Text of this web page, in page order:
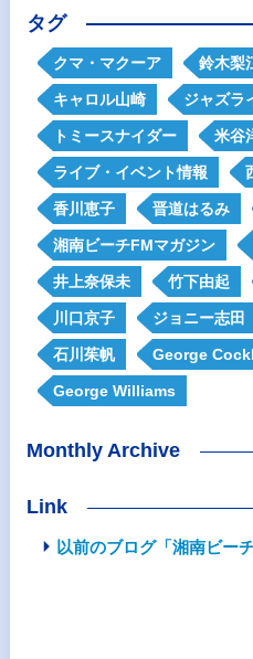
タグ
クマ・マクーア 鈴木梨
キャロル山崎 ジャズラ
トミースナイダー 米谷
ライブ・イベント情報
香川恵子 晋道はるみ
湘南ビーチFMマガジン
井上奈保未 竹下由起
川口京子 ジョニー志田
石川茱帆 George
George Williams
Monthly Archive
Link
以前のブログ「湘南ビー